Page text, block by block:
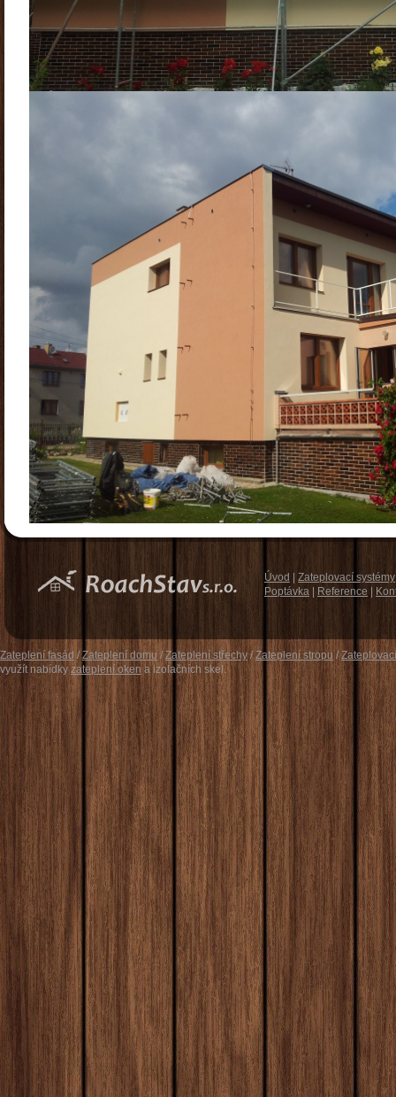
Úvod Zateplovací systémy
Poptávka
Reference
Zateplení fasád /Zateplení domu /Zateplení střechy/Zateplení stropu /
využít nabídky zateplení okena izolačních skel.